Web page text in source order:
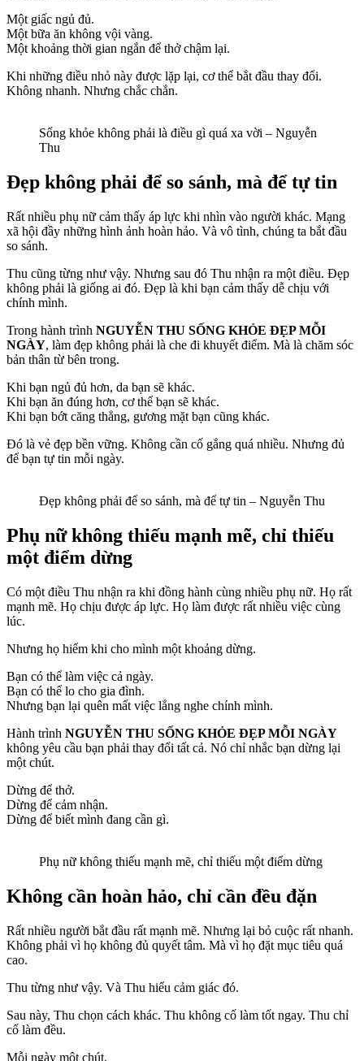
Một giấc ngủ đủ.
Một bữa ăn không vội vàng.
Một khoảng thời gian ngắn để thở chậm lại.
Khi những điều nhỏ này được lặp lại, cơ thể bắt đầu thay đổi.
Không nhanh. Nhưng chắc chắn.
Sống khỏe không phải là điều gì quá xa vời – Nguyễn
Thu
Đẹp không phải để so sánh, mà để tự tin
Rất nhiều phụ nữ cảm thấy áp lực khi nhìn vào người khác. Mạng
xã hội đầy những hình ảnh hoàn hảo. Và vô tình, chúng ta bắt đầu
so sánh.
Thu cũng từng như vậy. Nhưng sau đó Thu nhận ra một điều. Đẹp
không phải là giống ai đó. Đẹp là khi bạn cảm thấy dễ chịu với
chính mình.
Trong hành trình NGUYỄN THU SỐNG KHỎE ĐẸP MỖI
NGÀY, làm đẹp không phải là che đi khuyết điểm. Mà là chăm sóc
bản thân từ bên trong.
Khi bạn ngủ đủ hơn, da bạn sẽ khác.
Khi bạn ăn đúng hơn, cơ thể bạn sẽ khác.
Khi bạn bớt căng thẳng, gương mặt bạn cũng khác.
Đó là vẻ đẹp bền vững. Không cần cố gắng quá nhiều. Nhưng đủ
để bạn tự tin mỗi ngày.
Đẹp không phải để so sánh, mà để tự tin – Nguyễn Thu
Phụ nữ không thiếu mạnh mẽ, chỉ thiếu
một điểm dừng
Có một điều Thu nhận ra khi đồng hành cùng nhiều phụ nữ. Họ rất
mạnh mẽ. Họ chịu được áp lực. Họ làm được rất nhiều việc cùng
lúc.
Nhưng họ hiếm khi cho mình một khoảng dừng.
Bạn có thể làm việc cả ngày.
Bạn có thể lo cho gia đình.
Nhưng bạn lại quên mất việc lắng nghe chính mình.
Hành trình NGUYỄN THU SỐNG KHỎE ĐẸP MỖI NGÀY
không yêu cầu bạn phải thay đổi tất cả. Nó chỉ nhắc bạn dừng lại
một chút.
Dừng để thở.
Dừng để cảm nhận.
Dừng để biết mình đang cần gì.
Phụ nữ không thiếu mạnh mẽ, chỉ thiếu một điểm dừng
Không cần hoàn hảo, chỉ cần đều đặn
Rất nhiều người bắt đầu rất mạnh mẽ. Nhưng lại bỏ cuộc rất nhanh.
Không phải vì họ không đủ quyết tâm. Mà vì họ đặt mục tiêu quá
cao.
Thu từng như vậy. Và Thu hiểu cảm giác đó.
Sau này, Thu chọn cách khác. Thu không cố làm tốt ngay. Thu chỉ
cố làm đều.
Mỗi ngày một chút.